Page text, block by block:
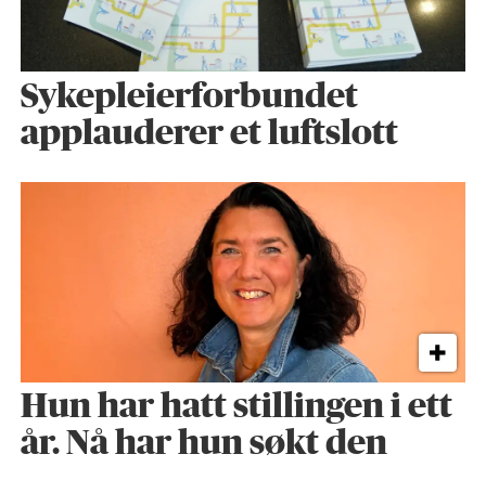
Sykepleier­forbundet
applauderer et luftslott
Hun har hatt stillingen i ett
år. Nå har hun søkt den